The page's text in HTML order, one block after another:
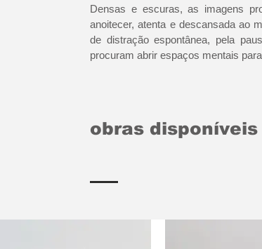
Densas e escuras, as imagens
anoitecer, atenta e descansada ao
de distração espontânea, pela
procuram abrir espaços mentais
obras disponíveis